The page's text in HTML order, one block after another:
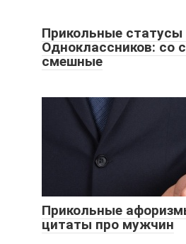
Прикольные статусы
Одноклассников: со
смешные
Прикольные
цитаты про мужчин